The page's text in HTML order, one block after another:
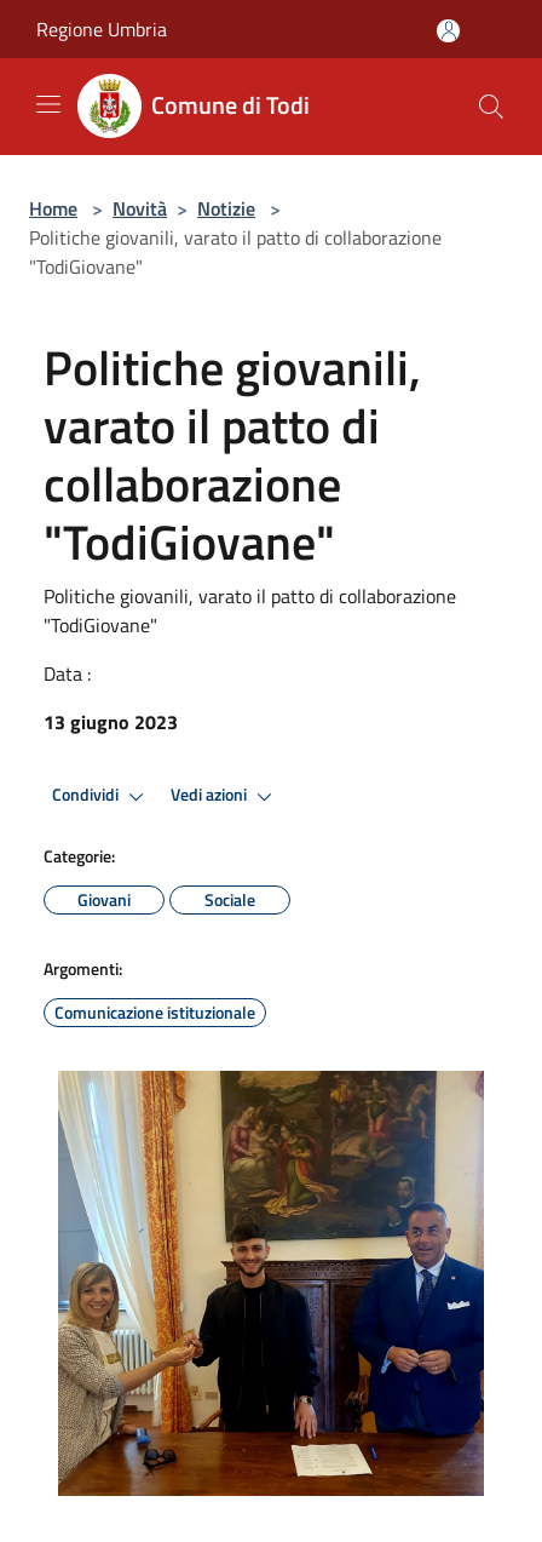
Regione Umbria
Comune di Todi
Home > Novità > Notizie >
Politiche giovanili, varato il patto di collaborazione
"TodiGiovane"
Politiche giovanili,
varato il patto di
collaborazione
"TodiGiovane"
Politiche giovanili, varato il patto di collaborazione
"TodiGiovane"
Data :
13 giugno 2023
Condividi Vedi azioni
Categorie:
Giovani
Sociale
Argomenti:
Comunicazione istituzionale